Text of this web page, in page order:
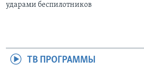
ударами беспилотников
ТВ ПРОГРАММЫ